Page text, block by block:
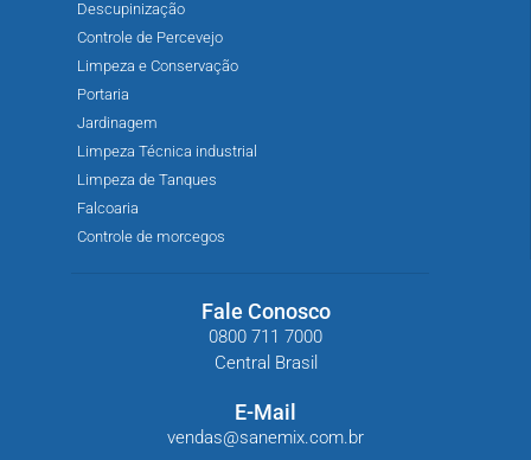
Descupinização
Controle de Percevejo
Limpeza e Conservação
Portaria
Jardinagem
Limpeza Técnica industrial
Limpeza de Tanques
Falcoaria
Controle de morcegos
Fale Conosco
0800 711 7000
Central Brasil
E-Mail
vendas@sanemix.com.br